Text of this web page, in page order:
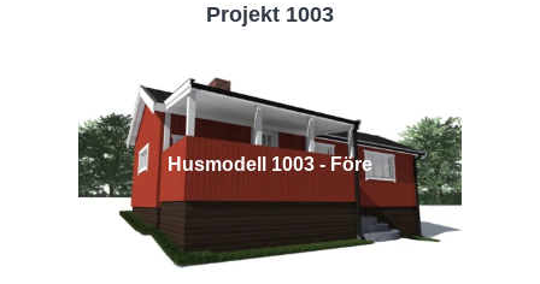
Projekt 1003
Husmodell 1003 - Före